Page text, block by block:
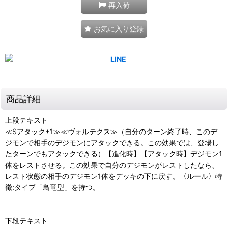
再入荷
お気に入り登録
商品詳細
上段テキスト
≪Sアタック+1≫≪ヴォルテクス≫（自分のターン終了時、このデ
ジモンで相手のデジモンにアタックできる。この効果では、登場し
たターンでもアタックできる）【進化時】【アタック時】デジモン1
体をレストさせる。この効果で自分のデジモンがレストしたなら、
レスト状態の相手のデジモン1体をデッキの下に戻す。〈ルール〉特
徴:タイプ「鳥竜型」を持つ。
下段テキスト